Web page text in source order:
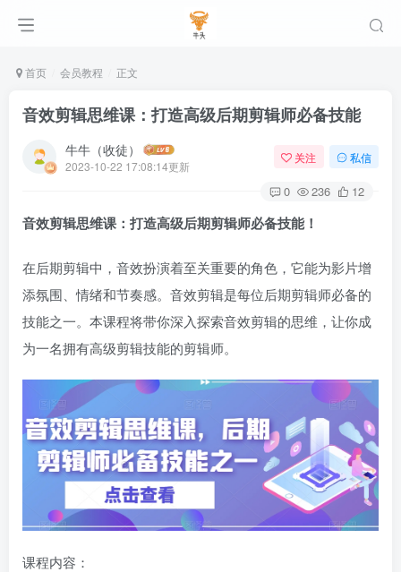
首页 会员教程 正文
音效剪辑思维课：打造高级后期剪辑师必备技能
牛牛（收徒）
2023-10-22 17:08:14更新
关注 私信
0 236 12
音效剪辑思维课：打造高级后期剪辑师必备技能！
在后期剪辑中，音效扮演着至关重要的角色，它能为影片增
添氛围、情绪和节奏感。音效剪辑是每位后期剪辑师必备的
技能之一。本课程将带你深入探索音效剪辑的思维，让你成
为一名拥有高级剪辑技能的剪辑师。
课程内容：